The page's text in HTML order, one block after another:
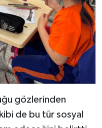
gözlerinden
de bu tür sosyal